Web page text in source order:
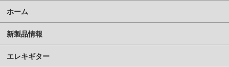
ホーム
新製品情報
エレキギター